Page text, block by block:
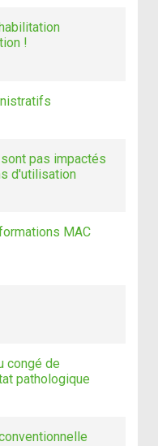
!
pas impactés
d'utilisation
MAC
congé de
pathologique